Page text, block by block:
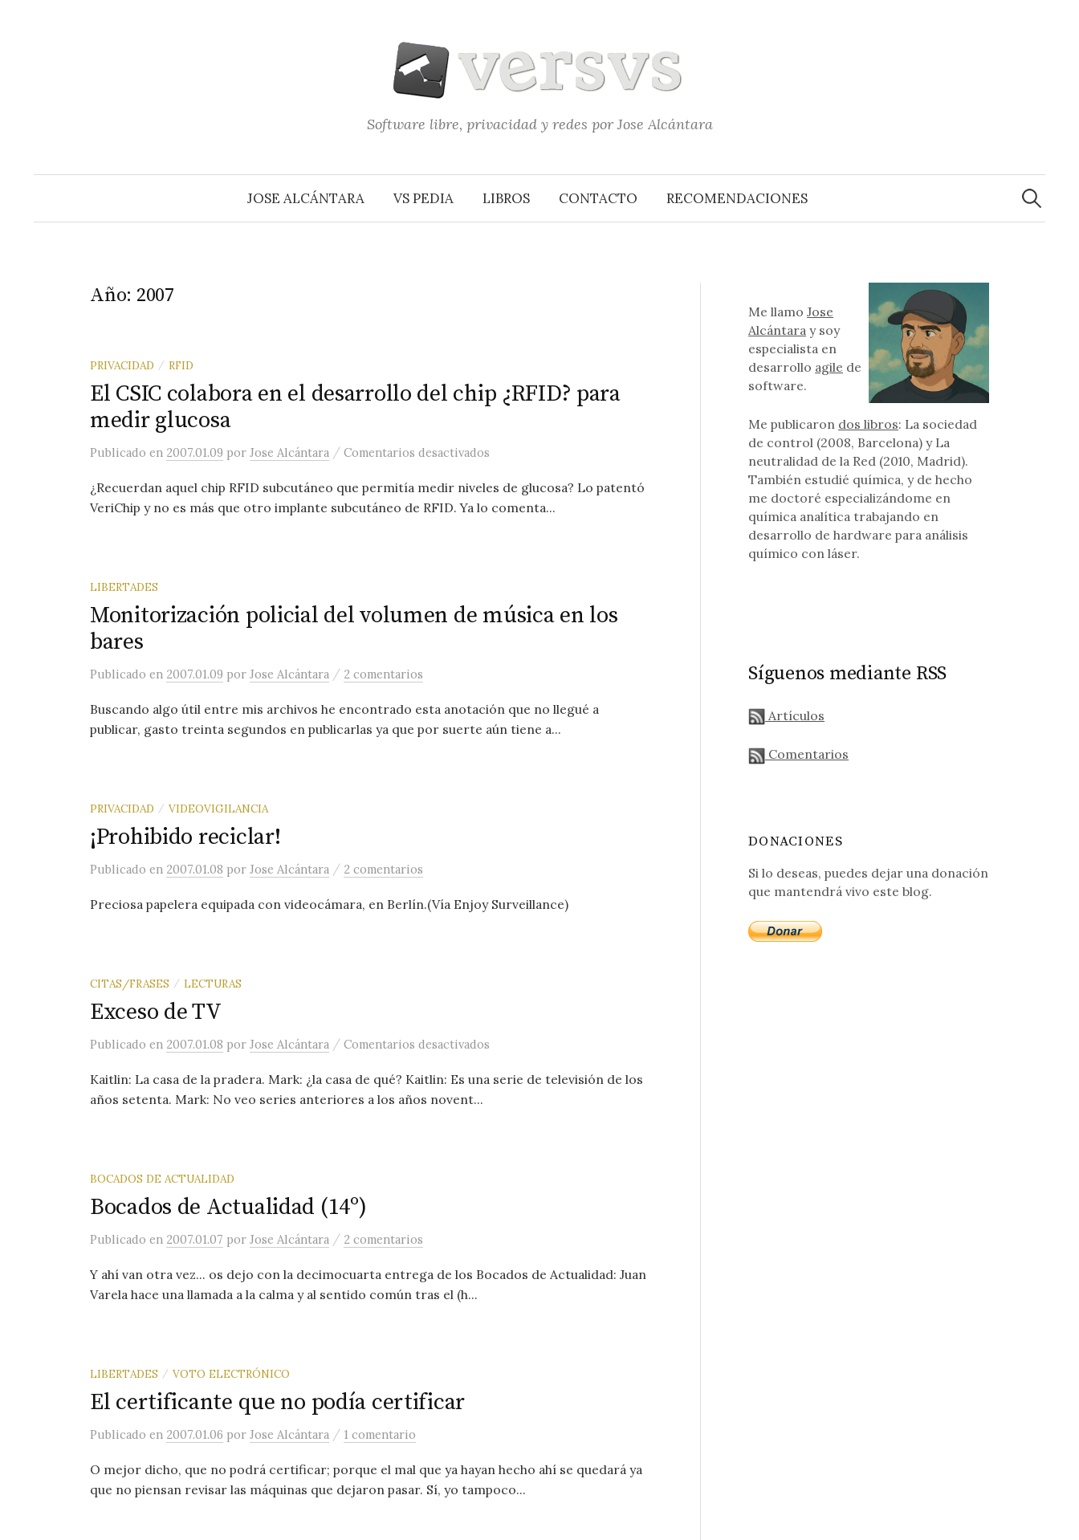
Software libre, privacidad y redes por Jose Alcántara
JOSE ALCÁNTARA VS PEDIA LIBROS CONTACTO RECOMENDACIONES
Buscar:
Año: 2007
PRIVACIDAD / RFID
El CSIC colabora en el desarrollo del chip ¿RFID? para
medir glucosa
Publicado en 2007.01.09 por Jose Alcántara / Comentarios desactivados en El CSIC colabora en el desarrollo del chip ¿RFID? para medir glucosa
¿Recuerdan aquel chip RFID subcutáneo que permitía medir niveles de glucosa? Lo patentó
VeriChip y no es más que otro implante subcutáneo de RFID. Ya lo comenta...
LIBERTADES
Monitorización policial del volumen de música en los
bares
Publicado en 2007.01.09 por Jose Alcántara / 2 comentarios
Buscando algo útil entre mis archivos he encontrado esta anotación que no llegué a
publicar, gasto treinta segundos en publicarlas ya que por suerte aún tiene a...
PRIVACIDAD / VIDEOVIGILANCIA
¡Prohibido reciclar!
Publicado en 2007.01.08 por Jose Alcántara / 2 comentarios
Preciosa papelera equipada con videocámara, en Berlín.(Vía Enjoy Surveillance)
CITAS/FRASES / LECTURAS
Exceso de TV
Publicado en 2007.01.08 por Jose Alcántara / Comentarios desactivados
Kaitlin: La casa de la pradera. Mark: ¿la casa de qué? Kaitlin: Es una serie de televisión de los
años setenta. Mark: No veo series anteriores a los años novent...
BOCADOS DE ACTUALIDAD
Bocados de Actualidad (14º)
Publicado en 2007.01.07 por Jose Alcántara / 2 comentarios
Y ahí van otra vez... os dejo con la decimocuarta entrega de los Bocados de Actualidad: Juan
Varela hace una llamada a la calma y al sentido común tras el (h...
LIBERTADES / VOTO ELECTRÓNICO
El certificante que no podía certificar
Publicado en 2007.01.06 por Jose Alcántara / 1 comentario
O mejor dicho, que no podrá certificar; porque el mal que ya hayan hecho ahí se quedará ya
que no piensan revisar las máquinas que dejaron pasar. Sí, yo tampoco...
Me llamoJose
Alcántara y soy
especialista en
desarrollo agile de
software.
Me publicaron dos libros: La sociedad
de control (2008, Barcelona) y La
neutralidad de la Red (2010, Madrid).
También estudié química, y de hecho
me doctoré especializándome en
química analítica trabajando en
desarrollo de hardware para análisis
químico con láser.
Síguenos mediante RSS
Artículos
Comentarios
DONACIONES
Si lo deseas, puedes dejar una donación
que mantendrá vivo este blog.